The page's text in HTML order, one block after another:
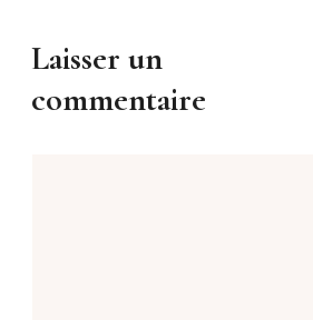
Laisser un
commentaire